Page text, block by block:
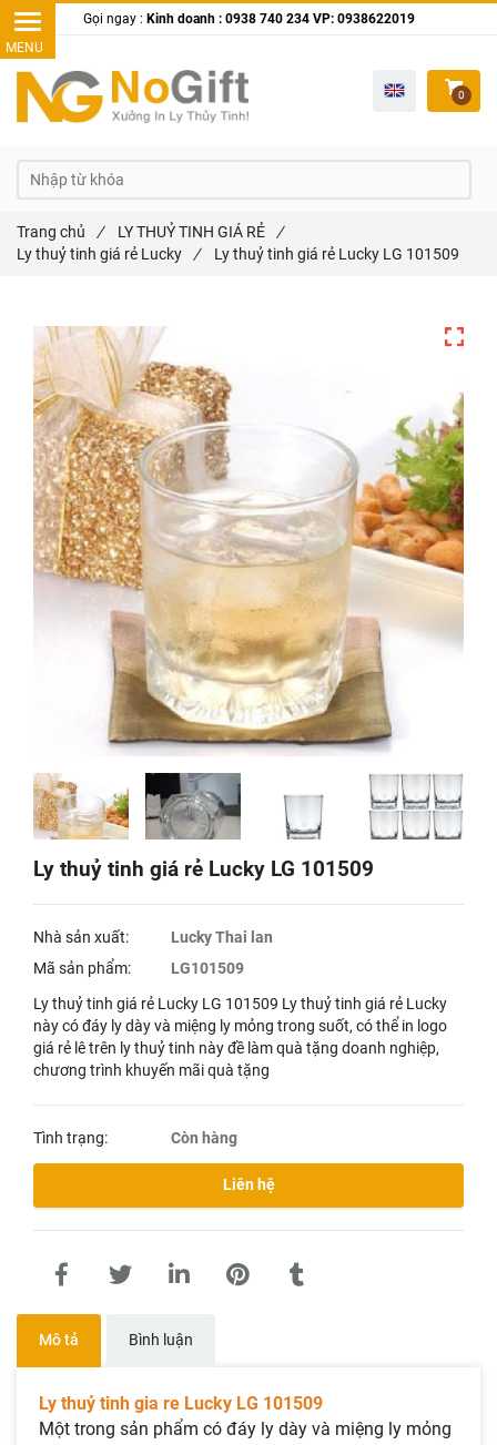
Ly thuỷ tinh giá rẻ Lucky LG 101509
Nhà sản xuất:
Lucky Thai lan
Mã sản phẩm:
LG101509
Ly thuỷ tinh giá rẻ Lucky LG 101509 Ly thuỷ tinh giá rẻ Lucky
này có đáy ly dày và miệng ly mỏng trong suốt, có thể in logo
giá rẻ lê trên ly thuỷ tinh này đề làm quà tặng doanh nghiệp,
chương trình khuyến mãi quà tặng
Tình trạng: Còn hàng
Liên hệ
Mô tả Bình luận
Ly thuỷ tinh gia re Lucky LG 101509
Một trong sản phẩm có đáy ly dày và miệng ly mỏng
Trang chủ / LY THUỶ TINH GIÁ RẺ /
Ly thuỷ tinh giá rẻ Lucky / Ly thuỷ tinh giá rẻ Lucky LG 101509
Gọi ngay : Kinh doanh : 0938 740 234 VP: 0938622019
0